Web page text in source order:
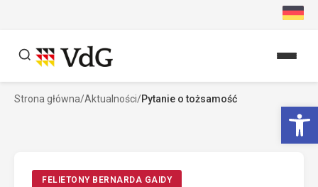
Szukaj
Strona główna/Aktualności/Pytanie o tożsamość
FELIETONY BERNARDA GAIDY